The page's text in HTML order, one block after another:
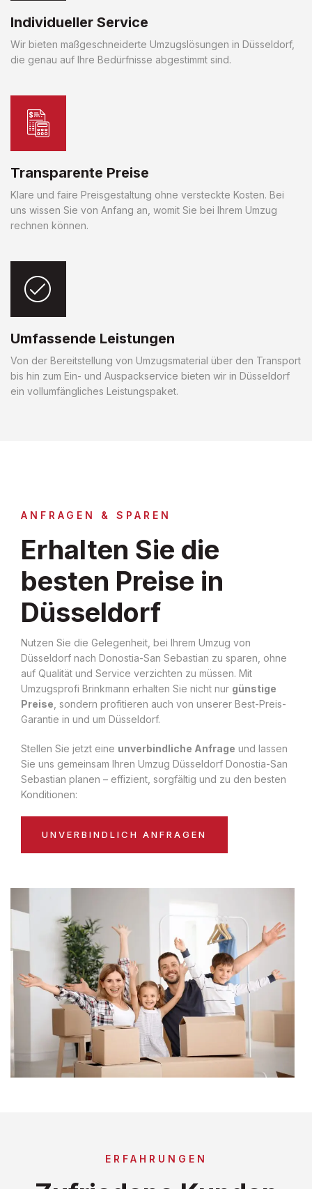
Individueller Service
Wir bieten maßgeschneiderte Umzugslösungen in Düsseldorf,
die genau auf Ihre Bedürfnisse abgestimmt sind.
Transparente Preise
Klare und faire Preisgestaltung ohne versteckte Kosten. Bei
uns wissen Sie von Anfang an, womit Sie bei Ihrem Umzug
rechnen können.
Umfassende Leistungen
Von der Bereitstellung von Umzugsmaterial über den Transport
bis hin zum Ein- und Auspackservice bieten wir in Düsseldorf
ein vollumfängliches Leistungspaket.
ANFRAGEN & SPAREN
Erhalten Sie die
besten Preise in
Düsseldorf
Nutzen Sie die Gelegenheit, bei Ihrem Umzug von
Düsseldorf nach Donostia-San Sebastian zu sparen, ohne
auf Qualität und Service verzichten zu müssen. Mit
Umzugsprofi Brinkmann erhalten Sie nicht nur günstige
Preise , sondern profitieren auch von unserer Best-Preis-
Garantie in und um Düsseldorf.
Stellen Sie jetzt eine unverbindliche Anfrage und lassen
Sie uns gemeinsam Ihren Umzug Düsseldorf Donostia-San
Sebastian planen – effizient, sorgfältig und zu den besten
Konditionen:
UNVERBINDLICH ANFRAGEN
ERFAHRUNGEN